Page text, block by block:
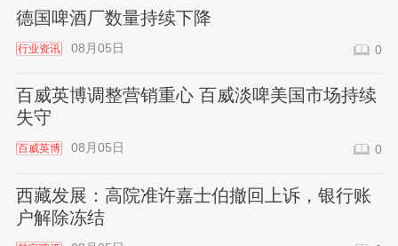
德国啤酒厂数量持续下降
行业资讯 08月05日 0
百威英博调整营销重心 百威淡啤美国市场持续
失守
百威英博 08月05日 0
西藏发展：高院准许嘉士伯撤回上诉，银行账
户解除冻结